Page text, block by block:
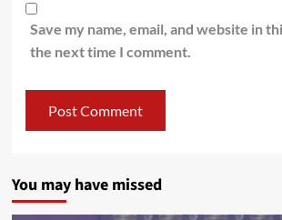
Save my name, email, and website in
the next time I comment.
You may have missed